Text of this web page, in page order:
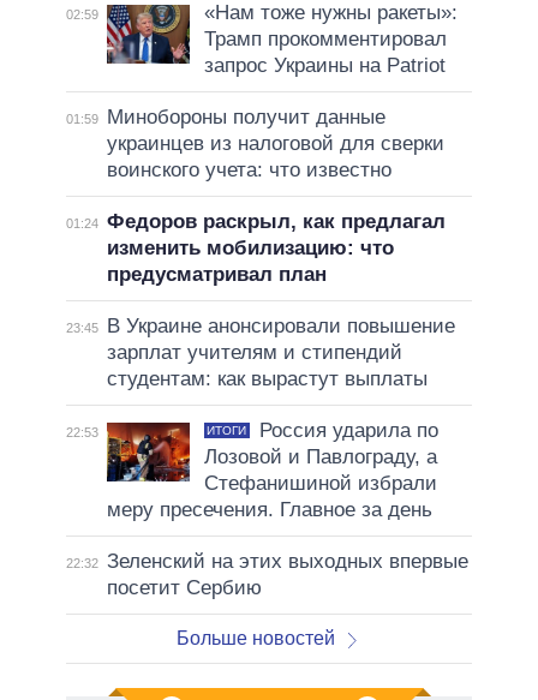
02:59
«Нам тоже нужны ракеты»:
Трамп прокомментировал
запрос Украины на Patriot
01:59
Минобороны получит данные
украинцев из налоговой для сверки
воинского учета: что известно
01:24 Федоров раскрыл, как предлагал
изменить мобилизацию: что
предусматривал план
23:45
В Украине анонсировали повышение
зарплат учителям и стипендий
студентам: как вырастут выплаты
22:53 ИТОГИ
Россия ударила по
Лозовой и Павлограду, а
Стефанишиной избрали
меру пресечения. Главное за день
22:32 Зеленский на этих выходных впервые
посетит Сербию
Больше новостей